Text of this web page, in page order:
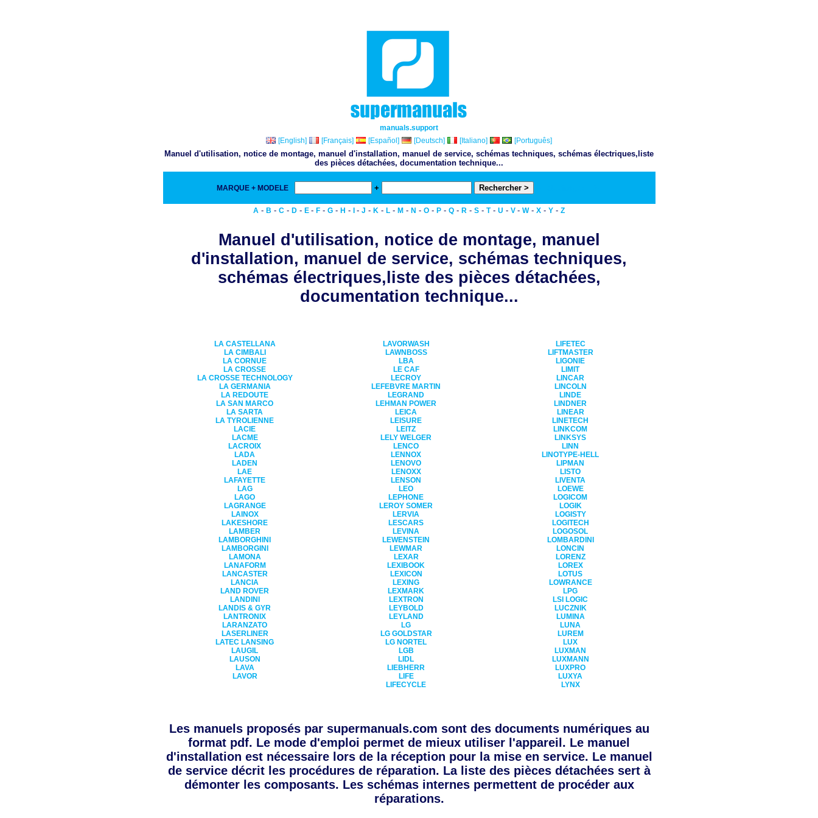
manuals.support
[English]
[Français] [Español] [Deutsch] [Italiano] [Português]
Manuel d'utilisation, notice de montage, manuel d'installation, manuel de service, schémas techniques, schémas électriques,liste
des pièces détachées, documentation technique...
MARQUE + MODELE +
A - B - C - D - E - F - G - H - - J - K - L - M - N - O - P - Q - R - S - T- U - V - W- X - Y - Z
Manuel d'utilisation, notice de montage, manuel
d'installation, manuel de service, schémas techniques,
schémas électriques,liste des pièces détachées,
documentation technique...
LA CASTELLANA
LA CIMBALI
LA CORNUE
LA CROSSE
LA CROSSE TECHNOLOGY
LA GERMANIA
LA REDOUTE
LA SAN MARCO
LA SARTA
LA TYROLIENNE
LACIE
LACME
LACROIX
LADA
LADEN
LAE
LAFAYETTE
LAG
LAGO
LAGRANGE
LAINOX
LAKESHORE
LAMBER
LAMBORGHINI
LAMBORGINI
LAMONA
LANAFORM
LANCASTER
LANCIA
LAND ROVER
LANDINI
LANDIS & GYR
LANTRONIX
LARANZATO
LASERLINER
LATEC LANSING
LAUGIL
LAUSON
LAVA
LAVOR
LAVORWASH
LAWNBOSS
LBA
LE CAF
LECROY
LEFEBVRE MARTIN
LEGRAND
LEHMAN POWER
LEICA
LEISURE
LEITZ
LELY WELGER
LENCO
LENNOX
LENOVO
LENOXX
LENSON
LEO
LEPHONE
LEROY SOMER
LERVIA
LESCARS
LEVINA
LEWENSTEIN
LEWMAR
LEXAR
LEXIBOOK
LEXICON
LEXING
LEXMARK
LEXTRON
LEYBOLD
LEYLAND
LG
LG GOLDSTAR
LG NORTEL
LGB
LIDL
LIEBHERR
LIFE
LIFECYCLE
LIFETEC
LIFTMASTER
LIGONIE
LIMIT
LINCAR
LINCOLN
LINDE
LINDNER
LINEAR
LINETECH
LINKCOM
LINKSYS
LINN
LINOTYPE-HELL
LIPMAN
LISTO
LIVENTA
LOEWE
LOGICOM
LOGIK
LOGISTY
LOGITECH
LOGOSOL
LOMBARDINI
LONCIN
LORENZ
LOREX
LOTUS
LOWRANCE
LPG
LSI LOGIC
LUCZNIK
LUMINA
LUNA
LUREM
LUX
LUXMAN
LUXMANN
LUXPRO
LUXYA
LYNX
Les manuels proposés par supermanuals.com sont des documents numériques au
format pdf. Le mode d'emploi permet de mieux utiliser l'appareil. Le manuel
d'installation est nécessaire lors de la réception pour la mise en service. Le manuel
de service décrit les procédures de réparation. La liste des pièces détachées sert à
démonter les composants. Les schémas internes permettent de procéder aux
réparations.